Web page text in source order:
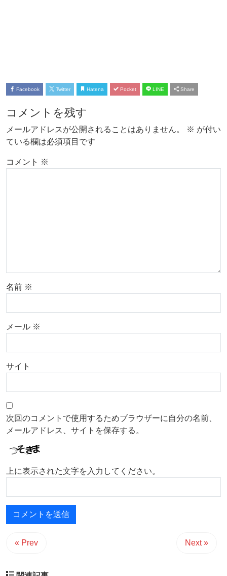
Facebook Twitter Hatena Pocket LINE Share
コメントを残す
メールアドレスが公開されることはありません。 ※ が付い
ている欄は必須項目です
コメント ※
名前 ※
メール ※
サイト
次回のコメントで使用するためブラウザーに自分の名前、
メールアドレス、サイトを保存する。
上に表示された文字を入力してください。
« Prev Next »